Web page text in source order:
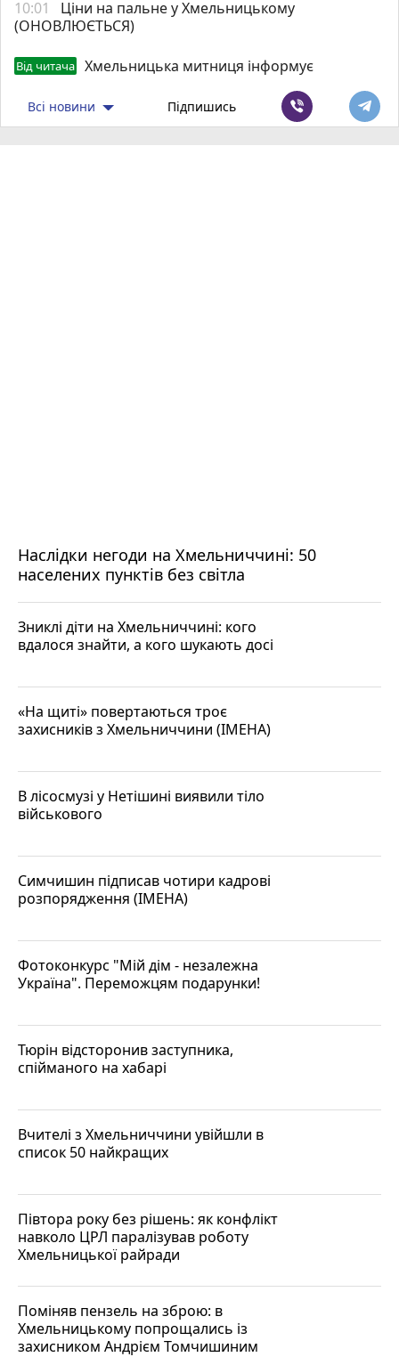
10:01
Ціни на пальне у Хмельницькому
(ОНОВЛЮЄТЬСЯ)
Від читача Хмельницька митниця інформує
Всі новини Підпишись
Наслідки негоди на Хмельниччині: 50
населених пунктів без світла
Зниклі діти на Хмельниччині: кого
вдалося знайти, а кого шукають досі
«На щиті» повертаються троє
захисників з Хмельниччини (ІМЕНА)
В лісосмузі у Нетішині виявили тіло
військового
Симчишин підписав чотири кадрові
розпорядження (ІМЕНА)
Фотоконкурс "Мій дім - незалежна
Україна". Переможцям подарунки!
Тюрін відсторонив заступника,
спійманого на хабарі
Вчителі з Хмельниччини увійшли в
список 50 найкращих
Півтора року без рішень: як конфлікт
навколо ЦРЛ паралізував роботу
Хмельницької райради
Поміняв пензель на зброю: в
Хмельницькому попрощались із
захисником Андрієм Томчишиним